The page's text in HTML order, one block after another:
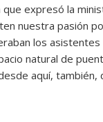
expresó la
nuestra pasión
los
natural de
aquí,